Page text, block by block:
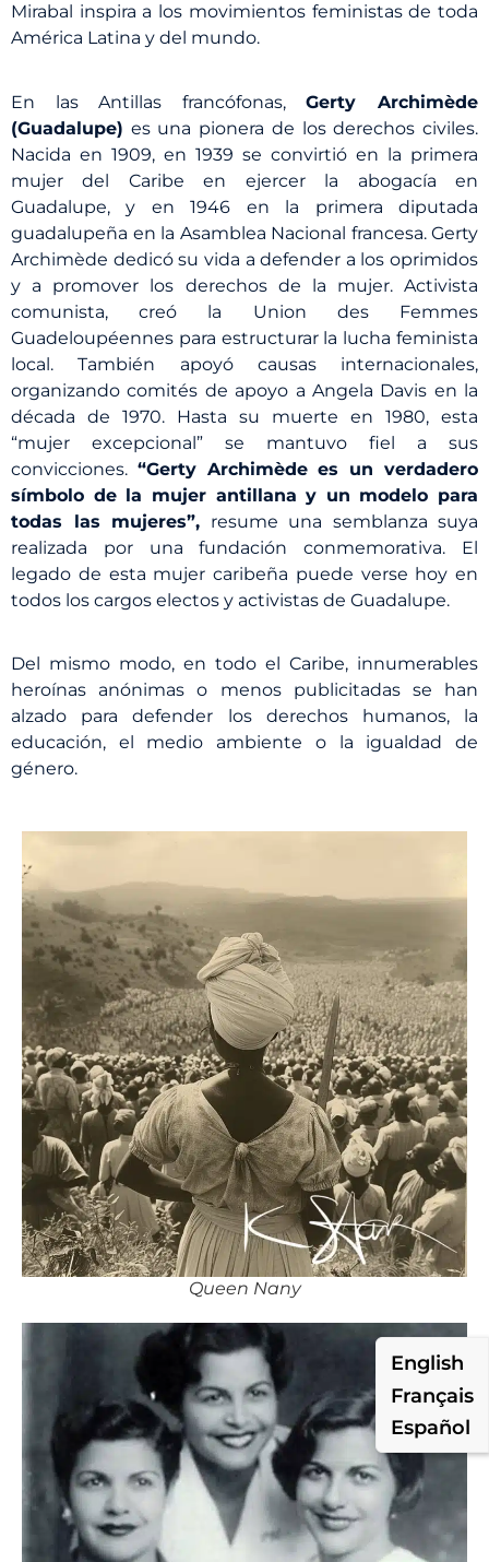
Mirabal inspira a los movimientos feministas de toda
América Latina y del mundo.
En las Antillas francófonas,Gerty Archimède
(Guadalupe) es una pionera de los derechos civiles.
Nacida en 1909, en 1939 se convirtió en la primera
mujer del Caribe en ejercer la abogacía en
Guadalupe, y en 1946 en la primera diputada
guadalupeña en la Asamblea Nacional francesa. Gerty
Archimède dedicó su vida a defender a los oprimidos
y a promover los derechos de la mujer. Activista
comunista, creó la Union des Femmes
Guadeloupéennes para estructurar la lucha feminista
local. También apoyó causas internacionales,
organizando comités de apoyo a Angela Davis en la
década de 1970. Hasta su muerte en 1980, esta
“mujer excepcional” se mantuvo fiel a sus
convicciones. “Gerty Archimède es un verdadero
símbolo de la mujer antillana y un modelo para
todas las mujeres”, resume una semblanza suya
realizada por una fundación conmemorativa. El
legado de esta mujer caribeña puede verse hoy en
todos los cargos electos y activistas de Guadalupe.
Del mismo modo, en todo el Caribe, innumerables
heroínas anónimas o menos publicitadas se han
alzado para defender los derechos humanos, la
educación, el medio ambiente o la igualdad de
género.
Queen Nany
English
Français
Español